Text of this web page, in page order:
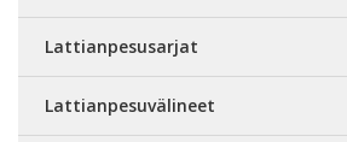
Lattianpesusarjat
Lattianpesuvälineet